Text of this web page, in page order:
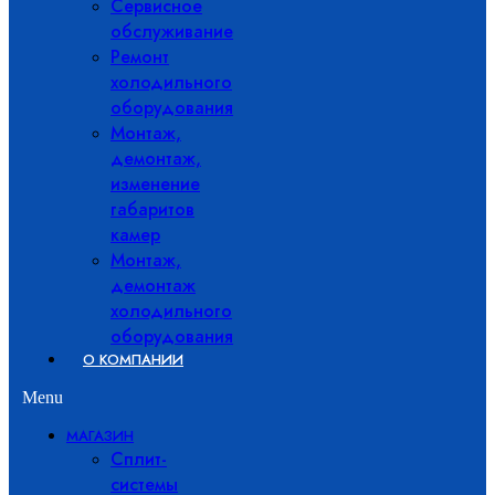
Сервисное
обслуживание
Ремонт
холодильного
оборудования
Монтаж,
демонтаж,
изменение
габаритов
камер
Монтаж,
демонтаж
холодильного
оборудования
О КОМПАНИИ
Menu
МАГАЗИН
Сплит-
системы